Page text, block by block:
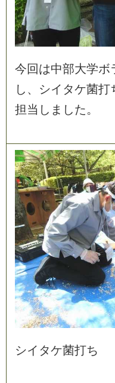
今回は中部大学ボ
し 、 シイ タケ菌打
担当 し ま した。
シイ タケ菌打ち